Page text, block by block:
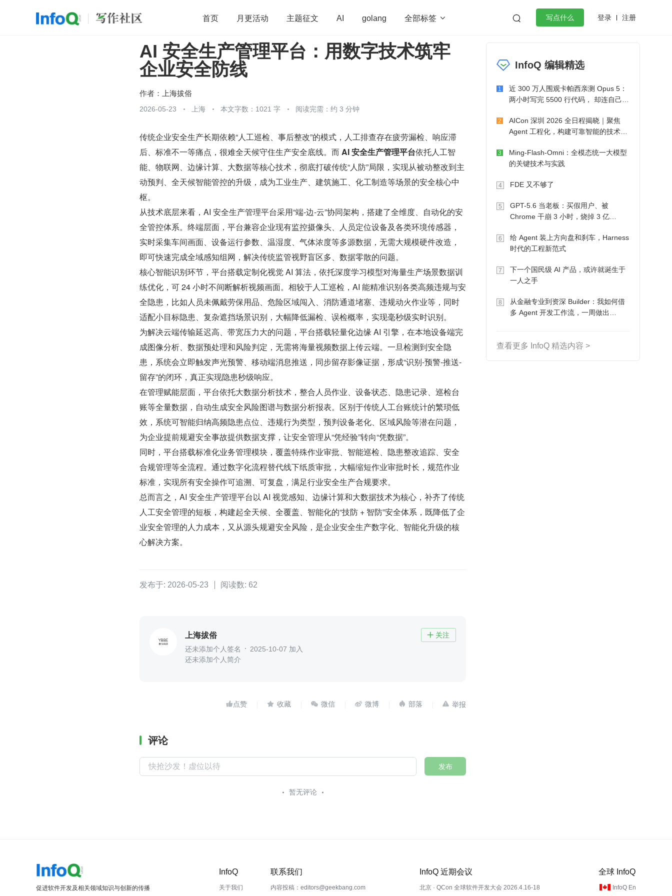
首页 月更活动 主题征文 AI golang 全部标签   写点什么 登录 注册
开源 架构 OpenHarmony 算法 学习方法 Web3.0 高效工作
团队管理 程序员 微服务架构 flutter
AI 安全生产管理平台：用数字技术筑牢
企业安全防线
作者： 上海拔俗
2026-05-23 上海 本文字数：1021 字 阅读完需：约 3 分钟
传统企业安全生产长期依赖“人工巡检、事后整改”的模式，人工排查存在疲劳漏检、响应滞
后、标准不一等痛点，很难全天候守住生产安全底线。而 AI 安全生产管理平台依托人工智
能、物联网、边缘计算、大数据等核心技术，彻底打破传统“人防”局限，实现从被动整改到主
动预判、全天候智能管控的升级，成为工业生产、建筑施工、化工制造等场景的安全核心中
枢。
从技术底层来看，AI 安全生产管理平台采用“端-边-云”协同架构，搭建了全维度、自动化的安
全管控体系。终端层面，平台兼容企业现有监控摄像头、人员定位设备及各类环境传感器，
实时采集车间画面、设备运行参数、温湿度、气体浓度等多源数据，无需大规模硬件改造，
即可快速完成全域感知组网，解决传统监管视野盲区多、数据零散的问题。
核心智能识别环节，平台搭载定制化视觉 AI 算法，依托深度学习模型对海量生产场景数据训
练优化，可 24 小时不间断解析视频画面。相较于人工巡检，AI 能精准识别各类高频违规与安
全隐患，比如人员未佩戴劳保用品、危险区域闯入、消防通道堵塞、违规动火作业等，同时
适配小目标隐患、复杂遮挡场景识别，大幅降低漏检、误检概率，实现毫秒级实时识别。
为解决云端传输延迟高、带宽压力大的问题，平台搭载轻量化边缘 AI 引擎，在本地设备端完
成图像分析、数据预处理和风险判定，无需将海量视频数据上传云端。一旦检测到安全隐
患，系统会立即触发声光预警、移动端消息推送，同步留存影像证据，形成“识别-预警-推送-
留存”的闭环，真正实现隐患秒级响应。
在管理赋能层面，平台依托大数据分析技术，整合人员作业、设备状态、隐患记录、巡检台
账等全量数据，自动生成安全风险图谱与数据分析报表。区别于传统人工台账统计的繁琐低
效，系统可智能归纳高频隐患点位、违规行为类型，预判设备老化、区域风险等潜在问题，
为企业提前规避安全事故提供数据支撑，让安全管理从“凭经验”转向“凭数据”。
同时，平台搭载标准化业务管理模块，覆盖特殊作业审批、智能巡检、隐患整改追踪、安全
合规管理等全流程。通过数字化流程替代线下纸质审批，大幅缩短作业审批时长，规范作业
标准，实现所有安全操作可追溯、可复盘，满足行业安全生产合规要求。
总而言之，AI 安全生产管理平台以 AI 视觉感知、边缘计算和大数据技术为核心，补齐了传统
人工安全管理的短板，构建起全天候、全覆盖、智能化的“技防 + 智防”安全体系，既降低了企
业安全管理的人力成本，又从源头规避安全风险，是企业安全生产数字化、智能化升级的核
心解决方案。
发布于: 2026-05-23 阅读数: 62
上海拔俗  关注
还未添加个人签名
2025-10-07 加入
还未添加个人简介
     
评论
发布
暂无评论
InfoQ 编辑精选
1
近 300 万人围观卡帕西亲测 Opus 5：
两小时写完 5500 行代码， 却连自己写
2
AICon 深圳 2026 全日程揭晓｜聚焦
Agent 工程化，构建可靠智能的技术路
3
Ming-Flash-Omni：全模态统一大模型
的关键技术与实践
4 FDE 又不够了
5
GPT-5.6 当老板：买假用户、被
Chrome 干崩 3 小时，烧掉 3 亿
6
给 Agent 装上方向盘和刹车，Harness
时代的工程新范式
7
下一个国民级 AI 产品，或许就诞生于
一人之手
8
从金融专业到资深 Builder：我如何借
多 Agent 开发工作流，一周做出
查看更多 InfoQ 精选内容 >
促进软件开发及相关领域知识与创新的传播
InfoQ
关于我们
联系我们
内容投稿：editors@geekbang.com
InfoQ 近期会议
北京 · QCon 全球软件开发大会 2026.4.16-18
全球 InfoQ
InfoQ En